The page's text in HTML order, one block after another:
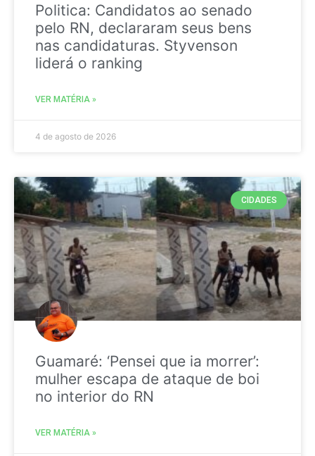
Politica: Candidatos ao senado
pelo RN, declararam seus bens
nas candidaturas. Styvenson
liderá o ranking
VER MATÉRIA »
4 de agosto de 2026
CIDADES
Guamaré: ‘Pensei que ia morrer’:
mulher escapa de ataque de boi
no interior do RN
VER MATÉRIA »